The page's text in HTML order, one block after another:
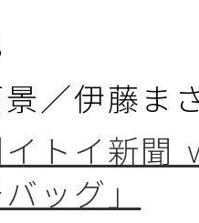
景／伊藤
イトイ新聞
ッグ」